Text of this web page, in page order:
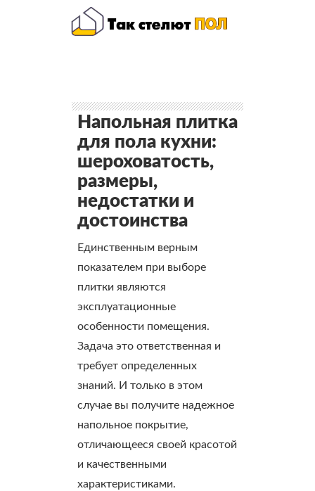
Напольная плитка
для пола кухни:
шероховатость,
размеры,
недостатки и
достоинства
Единственным верным
показателем при выборе
плитки являются
эксплуатационные
особенности помещения.
Задача это ответственная и
требует определенных
знаний. И только в этом
случае вы получите надежное
напольное покрытие,
отличающееся своей красотой
и качественными
характеристиками.